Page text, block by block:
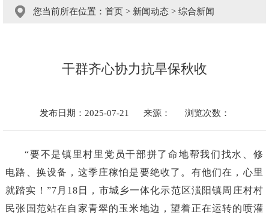
您当前所在位置： 首页 > 新闻动态 > 综合新闻
干群齐心协力抗旱保秋收
发布日期：2025-07-21 来源： 浏览次数：
“要不是镇里村里党员干部拼了命地帮我们找水、修
电路、换设备，这季庄稼怕是要绝收了。有他们在，心里
就踏实！”7月18日，市城乡一体化示范区滍阳镇周庄村村
民张国范站在自家青翠的玉米地边，望着正在运转的喷灌